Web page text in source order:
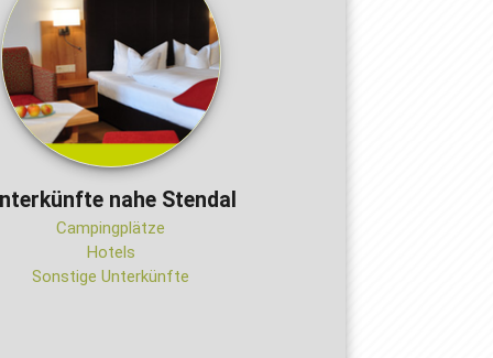
nahe Stendal
Campingplätze
Hotels
Sonstige Unterkünfte